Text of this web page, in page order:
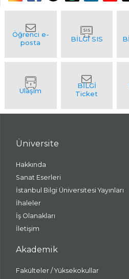
Üniversite
Hakkında
Sanat Eserleri
İstanbul Bilgi Üniversitesi Yayınları
İhaleler
İş Olanakları
İletişim
Akademik
Fakülteler / Yüksekokullar